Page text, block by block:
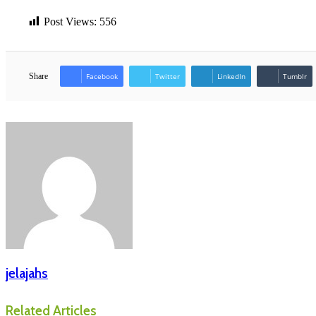
Post Views: 556
Share Facebook Twitter LinkedIn Tumblr
jelajahs
Related Articles